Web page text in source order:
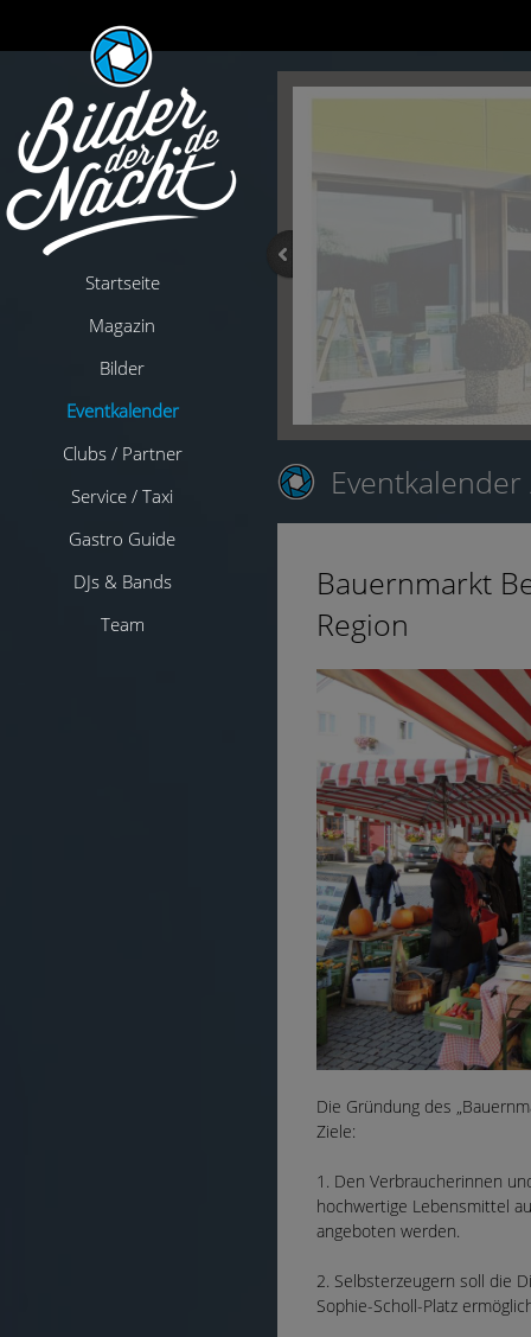
Startseite
Magazin
Bilder
Eventkalender
Clubs / Partner
Service / Taxi
Gastro Guide
DJs & Bands
Team
Eventkalender
Bauernmarkt
Region
Die Gründung des
Ziele:
1. Den Verbraucherinnen
hochwertige Lebensmittel
angeboten werden.
2. Selbsterzeugern soll die
Sophie-Scholl-Platz